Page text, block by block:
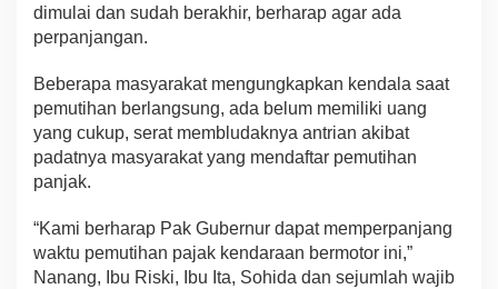
dimulai dan sudah berakhir, berharap agar ada
perpanjangan.
Beberapa masyarakat mengungkapkan kendala saat
pemutihan berlangsung, ada belum memiliki uang
yang cukup, serat membludaknya antrian akibat
padatnya masyarakat yang mendaftar pemutihan
panjak.
“Kami berharap Pak Gubernur dapat memperpanjang
waktu pemutihan pajak kendaraan bermotor ini,”
Nanang, Ibu Riski, Ibu Ita, Sohida dan sejumlah wajib